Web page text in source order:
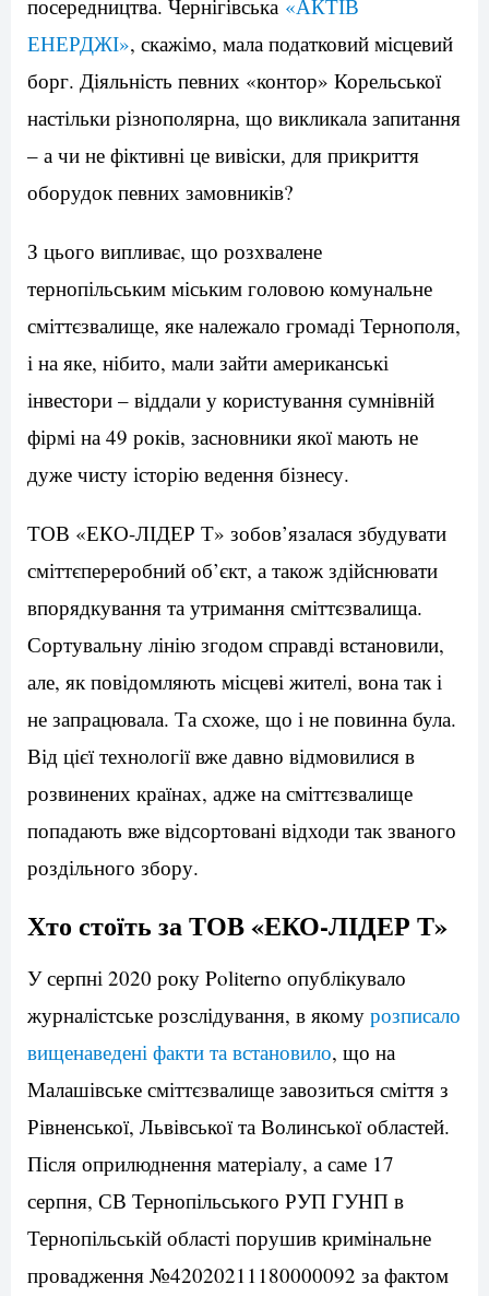
посередництва. Чернігівська «АКТІВ
ЕНЕРДЖІ», скажімо, мала податковий місцевий
борг. Діяльність певних «контор» Корельської
настільки різнополярна, що викликала запитання
– а чи не фіктивні це вивіски, для прикриття
оборудок певних замовників?
З цього випливає, що розхвалене
тернопільським міським головою комунальне
сміттєзвалище, яке належало громаді Тернополя,
і на яке, нібито, мали зайти американські
інвестори – віддали у користування сумнівній
фірмі на 49 років, засновники якої мають не
дуже чисту історію ведення бізнесу.
ТОВ «ЕКО-ЛІДЕР Т» зобов’язалася збудувати
сміттєпереробний об’єкт, а також здійснювати
впорядкування та утримання сміттєзвалища.
Сортувальну лінію згодом справді встановили,
але, як повідомляють місцеві жителі, вона так і
не запрацювала. Та схоже, що і не повинна була.
Від цієї технології вже давно відмовилися в
розвинених країнах, адже на сміттєзвалище
попадають вже відсортовані відходи так званого
роздільного збору.
Хто стоїть за ТОВ «ЕКО-ЛІДЕР Т»
У серпні 2020 року Politerno опублікувало
журналістське розслідування, в якому розписало
вищенаведені факти та встановило, що на
Малашівське сміттєзвалище завозиться сміття з
Рівненської, Львівської та Волинської областей.
Після оприлюднення матеріалу, а саме 17
серпня, СВ Тернопільського РУП ГУНП в
Тернопільській області порушив кримінальне
провадження №42020211180000092 за фактом